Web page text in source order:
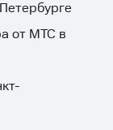
от МТС в